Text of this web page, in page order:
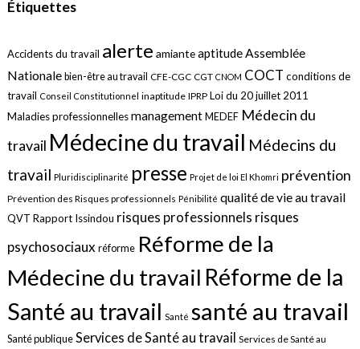
Étiquettes
Accidents du travail alerte amianteaptitudeAssemblée
Nationale bien-être au travail CFE-CGC CGT CNOM COCT conditions de
travail Conseil Constitutionnel inaptitude IPRP Loi du 20 juillet 2011
Maladies professionnellesmanagement MEDEF Médecin du
travail Médecine du travail Médecins du
travail Pluridisciplinarité presse Projet de loi El Khomri prévention
Prévention des Risques professionnels Pénibilité qualité de vie au travail
QVT Rapport Issindou risques professionnels risques
psychosociaux réforme Réforme de la
Médecine du travail Réforme de la
Santé au travail Santé santé au travail
Santé publiqueServices de Santé au travail Services de Santé au